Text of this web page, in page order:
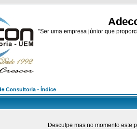
"Ser uma empresa júnior que
Consultoria - Índice
Desculpe mas no momento este